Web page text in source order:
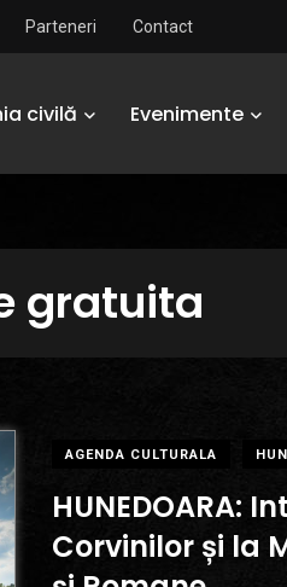
Parteneri Contact
civilă Evenimente
gratuita
AGENDA CULTURALA
HUNEDOARA:
Corvinilor și la